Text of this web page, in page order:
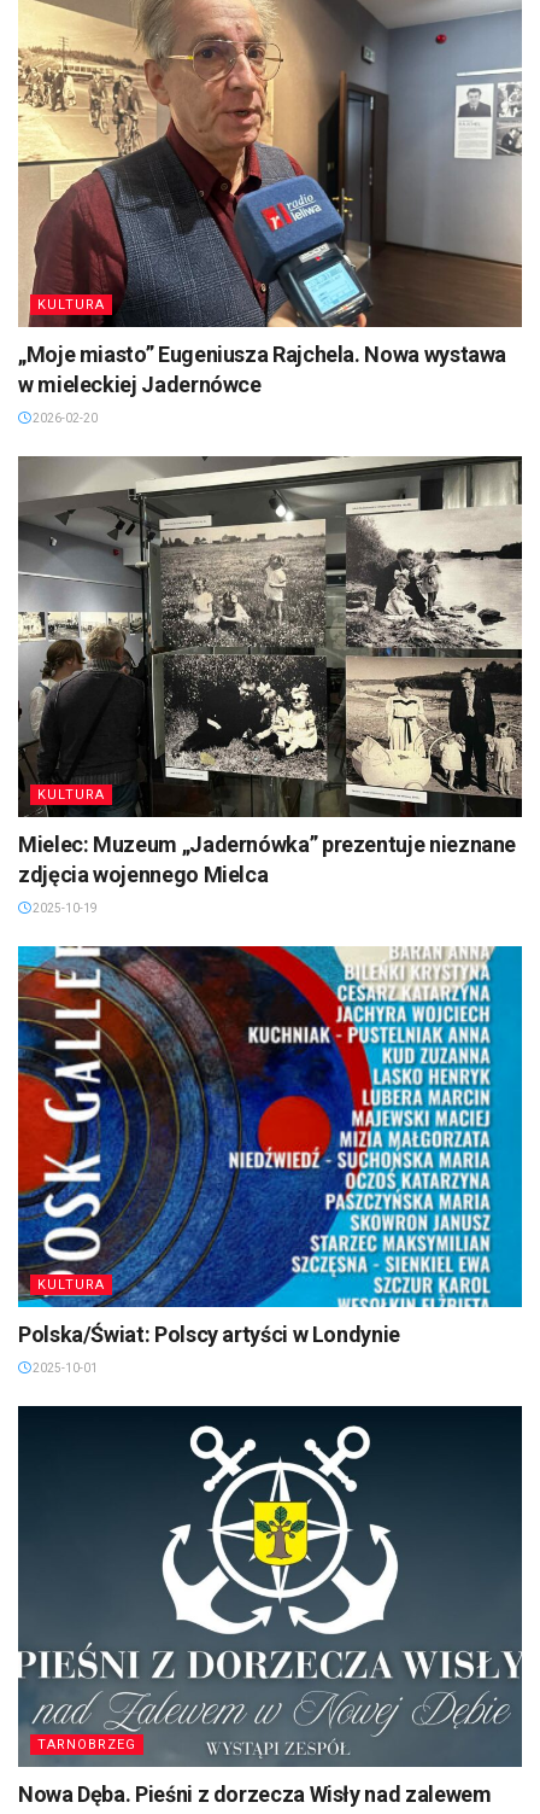
KULTURA
„Moje miasto” Eugeniusza Rajchela. Nowa wystawa
w mieleckiej Jadernówce
2026-02-20
KULTURA
Mielec: Muzeum „Jadernówka” prezentuje nieznane
zdjęcia wojennego Mielca
2025-10-19
KULTURA
Polska/Świat: Polscy artyści w Londynie
2025-10-01
TARNOBRZEG
Nowa Dęba. Pieśni z dorzecza Wisły nad zalewem